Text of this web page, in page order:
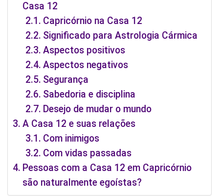
Casa 12
Capricórnio na Casa 12
Significado para Astrologia Cármica
Aspectos positivos
Aspectos negativos
Segurança
Sabedoria e disciplina
Desejo de mudar o mundo
A Casa 12 e suas relações
Com inimigos
Com vidas passadas
Pessoas com a Casa 12 em Capricórnio
são naturalmente egoístas?